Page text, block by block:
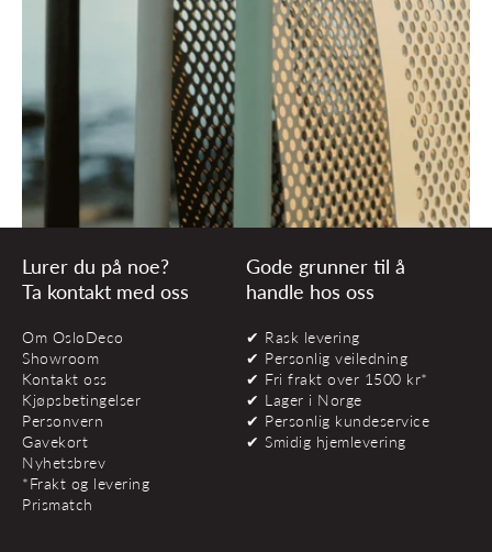
Lurer du på noe?
Ta kontakt med oss
Om OsloDeco
Showroom
Kontakt oss
Kjøpsbetingelser
Personvern
Gavekort
Nyhetsbrev
*Frakt og levering
Prismatch
Gode grunner til å
handle hos oss
✔ Rask levering
✔ Personlig veiledning
✔ Fri frakt over 1500 kr*
✔ Lager i Norge
✔ Personlig kundeservice
✔ Smidig hjemlevering